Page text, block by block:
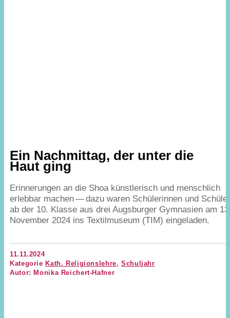
Ein Nachmittag, der unter die
Haut ging
Erinnerungen an die Shoa künstlerisch und menschlich
erlebbar machen — dazu waren Schülerinnen und
ab der 10. Klasse aus drei Augsburger Gymnasien am 13
November 2024 ins Textilmuseum (TIM) eingeladen.
11.11.2024
Kategorie Kath. Religionslehre,Schuljahr
Autor: Monika Reichert-Hafner